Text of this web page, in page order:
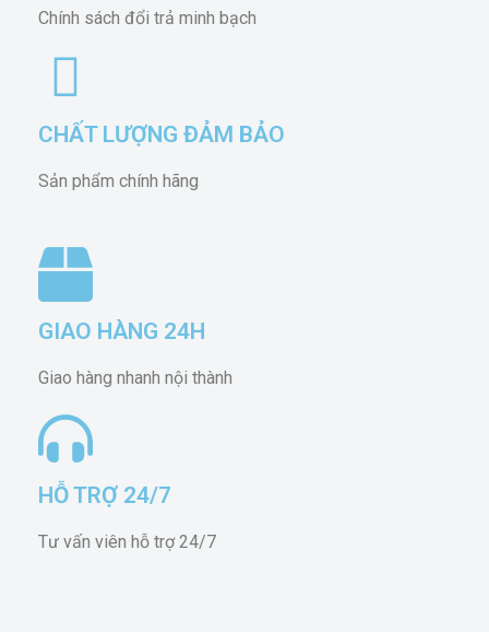
Chính sách đổi trả minh bạch
CHẤT LƯỢNG ĐẢM BẢO
Sản phẩm chính hãng
GIAO HÀNG 24H
Giao hàng nhanh nội thành
HỖ TRỢ 24/7
Tư vấn viên hỗ trợ 24/7